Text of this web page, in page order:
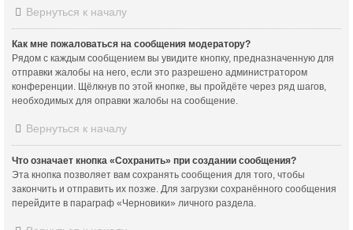
Вернуться к началу
Как мне пожаловаться на сообщения модератору?
Рядом с каждым сообщением вы увидите кнопку, предназначенную для
отправки жалобы на него, если это разрешено администратором
конференции. Щёлкнув по этой кнопке, вы пройдёте через ряд шагов,
необходимых для оправки жалобы на сообщение.
Вернуться к началу
Что означает кнопка «Сохранить» при создании сообщения?
Эта кнопка позволяет вам сохранять сообщения для того, чтобы
закончить и отправить их позже. Для загрузки сохранённого сообщения
перейдите в параграф «Черновики» личного раздела.